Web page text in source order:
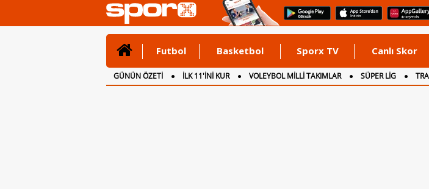
Futbol Basketbol Sporx TV Canlı Skor
GÜNÜN ÖZETİ İLK 11'İNİ KUR VOLEYBOL MİLLİ TAKIMLAR SÜPER LİG
CANLI ANLATIM
İNGİLTERE